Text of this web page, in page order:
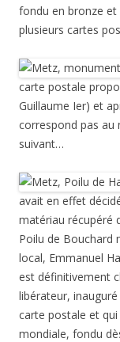
fondu en bronze et
plusieurs cartes
carte postale
Guillaume Ier) et
correspond pas au
suivant…
avait en effet
matériau récupéré
Poilu de Bouchard
local, Emmanuel
est définitivement
libérateur,
carte postale et
mondiale, fondu